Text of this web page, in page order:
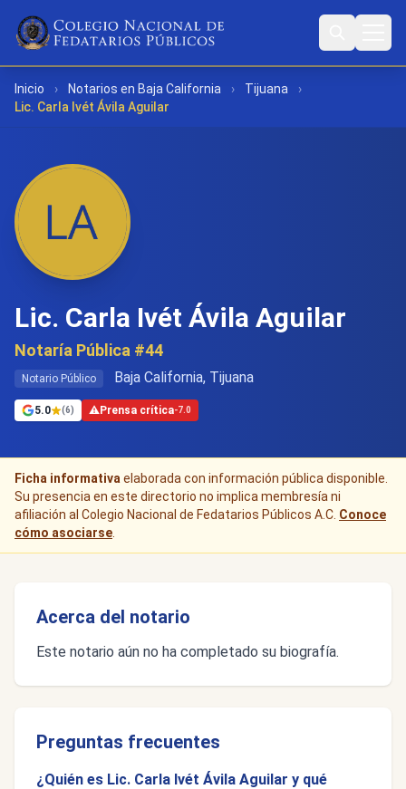
Inicio › Notarios en Baja California › Tijuana
›
Lic. Carla Ivét Ávila Aguilar
Lic. Carla Ivét Ávila Aguilar
Notaría Pública #44
Notario Público Baja California, Tijuana
5.0 (6) ⚠Prensa crítica-7.0
Ficha informativa elaborada con información pública disponible.
Su presencia en este directorio no implica membresía ni
afiliación al Colegio Nacional de Fedatarios Públicos A.C. Conoce
cómo asociarse
Acerca del notario
Este notario aún no ha completado su biografía.
Preguntas frecuentes
¿Quién es Lic. Carla Ivét Ávila Aguilar y qué